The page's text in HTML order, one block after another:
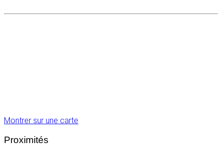
Montrer sur une carte
Proximités